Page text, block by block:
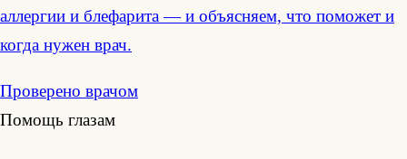
аллергии и блефарита — и объясняем, что поможет и
когда нужен врач.
Проверено врачом
Помощь глазам